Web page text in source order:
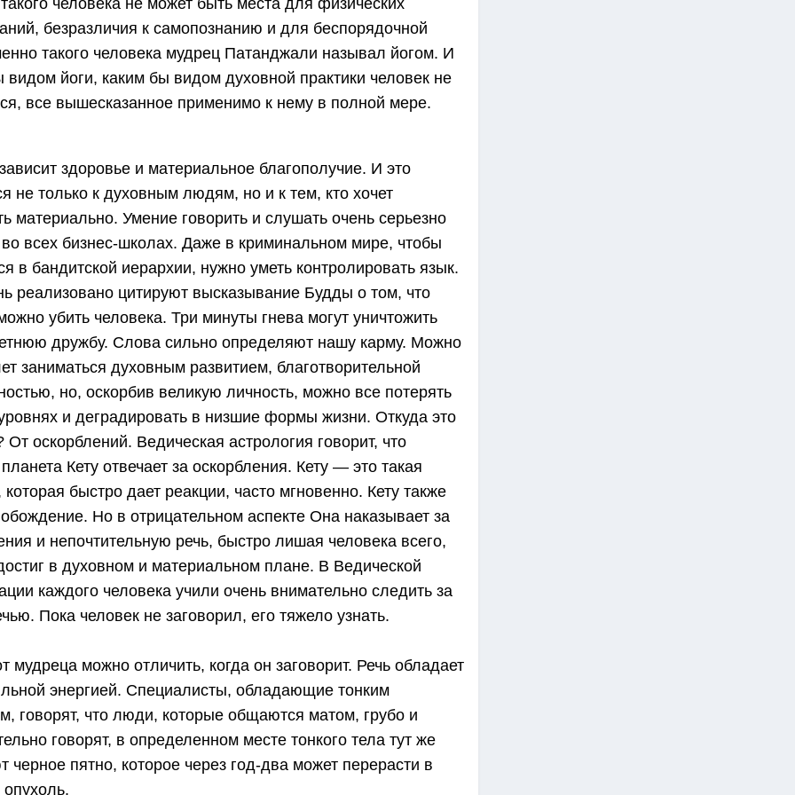
человека не может быть места для физических
безразличия к самопознанию и для беспорядочной
такого человека мудрец Патанджали называл йогом. И
видом йоги, каким бы видом духовной практики человек не
все вышесказанное применимо к нему в полной мере.
здоровье и материальное благополучие. И это
не только к духовным людям, но и к тем, кто хочет
материально. Умение говорить и слушать очень серьезно
всех бизнес-школах. Даже в криминальном мире, чтобы
в бандитской иерархии, нужно уметь контролировать язык.
реализовано цитируют высказывание Будды о том, что
убить человека. Три минуты гнева могут уничтожить
дружбу. Слова сильно определяют нашу карму. Можно
заниматься духовным развитием, благотворительной
но, оскорбив великую личность, можно все потерять
и деградировать в низшие формы жизни. Откуда это
От оскорблений. Ведическая астрология говорит, что
Кету отвечает за оскорбления. Кету — это такая
которая быстро дает реакции, часто мгновенно. Кету также
Но в отрицательном аспекте Она наказывает за
и непочтительную речь, быстро лишая человека всего,
в духовном и материальном плане. В Ведической
каждого человека учили очень внимательно следить за
Пока человек не заговорил, его тяжело узнать.
мудреца можно отличить, когда он заговорит. Речь обладает
энергией. Специалисты, обладающие тонким
говорят, что люди, которые общаются матом, грубо и
говорят, в определенном месте тонкого тела тут же
черное пятно, которое через год-два может перерасти в